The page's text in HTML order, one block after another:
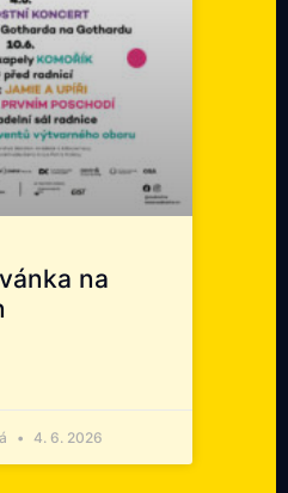
na
4. 6. 2026